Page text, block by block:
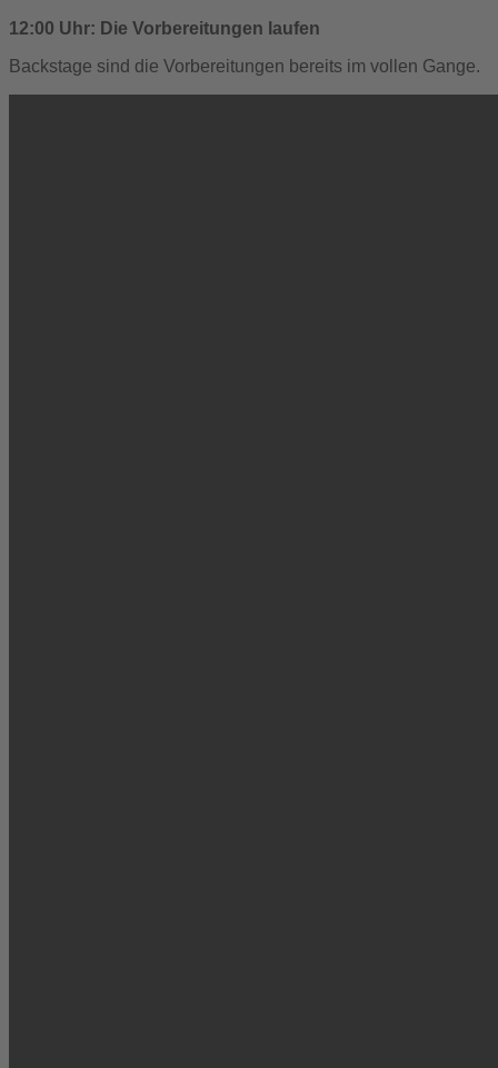
12:00 Uhr: Die Vorbereitungen laufen
Backstage sind die Vorbereitungen bereits im vollen Gange.